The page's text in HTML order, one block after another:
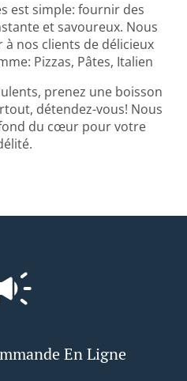
est simple: fournir des
et savoureux. Nous
nos clients de délicieux
Pizzas, Pâtes, Italien
prenez une boisson
détendez-vous! Nous
du cœur pour votre
En Ligne